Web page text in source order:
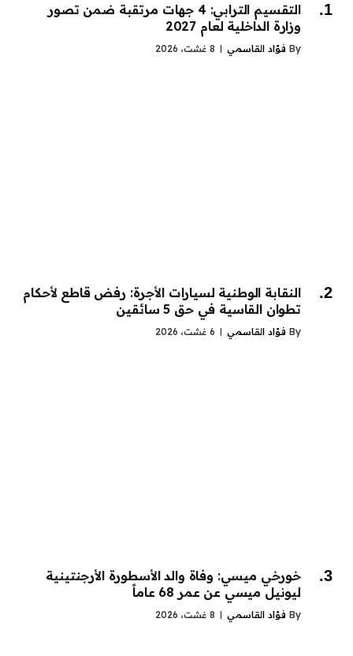
التقسيم الترابي: 4 جهات مرتقبة ضمن تصور
وزارة الداخلية لعام 2027
By فؤاد القاسمي 8 غشت، 2026
النقابة الوطنية لسيارات الأجرة: رفض قاطع لأحكام
تطوان القاسية في حق 5 سائقين
By فؤاد القاسمي 6 غشت، 2026
خورخي ميسي: وفاة والد الأسطورة الأرجنتينية
ليونيل ميسي عن عمر 68 عاماً
By فؤاد القاسمي 8 غشت، 2026